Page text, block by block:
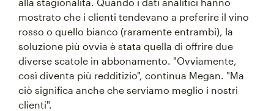
mostrato che i clienti tendevano a preferire il vino
rosso o quello bianco (raramente entrambi), la
soluzione più ovvia è stata quella di offrire due
diverse scatole in abbonamento. "Ovviamente,
così diventa più redditizio", continua Megan. "Ma
ciò significa anche che serviamo meglio i nostri
clienti".